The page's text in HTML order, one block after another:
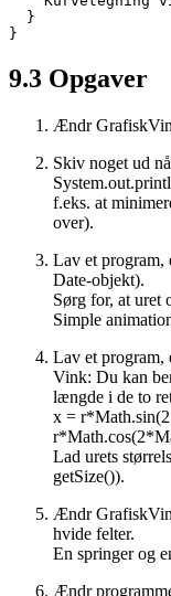
  }
}
9.3 Opgaver
Ændr
Skiv noget ud
f.eks. at
over).
Lav et program,
Date-objekt).
Sørg for, at uret
Simple
Lav et program,
Vink: Du kan
længde i de to
x =
Lad urets
getSize()).
Ændr
hvide felter.
En springer og
Ændr